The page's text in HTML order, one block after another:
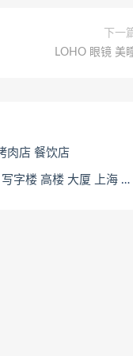
下一
LOHO 眼镜 美
肉店 餐饮店
楼 高楼 大厦 上海 城市